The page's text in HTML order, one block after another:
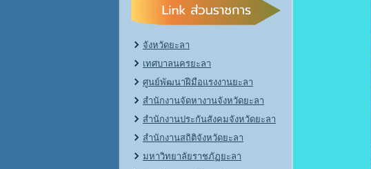
จังหวัดยะลา
เทศบาลนครยะลา
ศูนย์พัฒนาฝีมือแรงงานยะลา
สำนักงานจัดหางานจังหวัดยะลา
สำนักงานประกันสังคมจังหวัดยะลา
สำนักงานสถิติจังหวัดยะลา
มหาวิทยาลัยราชภัฏยะลา